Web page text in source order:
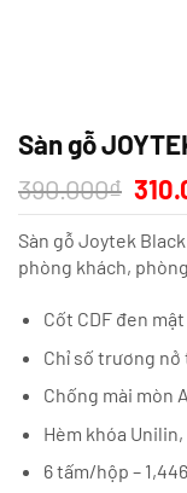
Sàn gỗ
390.000₫ Giá
gốc
là:
Sàn gỗ Joytek
phòng khách,
Cốt CDF đen
Chỉ số trương
Chống mài mòn
Hèm khóa
6 tấm/hộp –